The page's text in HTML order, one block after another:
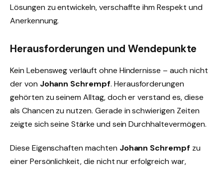
Lösungen zu entwickeln, verschaffte ihm Respekt und
Anerkennung.
Herausforderungen und Wendepunkte
Kein Lebensweg verläuft ohne Hindernisse – auch nicht
der von Johann Schrempf. Herausforderungen
gehörten zu seinem Alltag, doch er verstand es, diese
als Chancen zu nutzen. Gerade in schwierigen Zeiten
zeigte sich seine Stärke und sein Durchhaltevermögen.
Diese Eigenschaften machten Johann Schrempf zu
einer Persönlichkeit, die nicht nur erfolgreich war,